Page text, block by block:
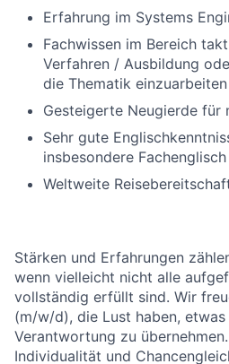
Erfahrung im Systems
Fachwissen im Bereich
Verfahren / Ausbildung
die Thematik einzuarbeiten
Gesteigerte Neugierde für
Sehr gute
insbesondere Fachenglisch
Weltweite
Stärken und Erfahrungen
wenn vielleicht nicht alle
vollständig erfüllt sind. Wir
(m/w/d), die Lust haben,
Verantwortung zu
Individualität und